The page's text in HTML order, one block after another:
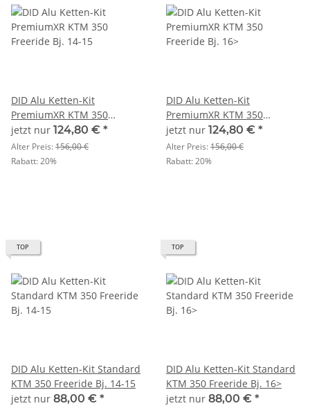
DID Alu Ketten-Kit
PremiumXR KTM 350
Freeride Bj. 14-15
jetzt nur 124,80 € *
Alter Preis:156,00 €
Rabatt:20%
DID Alu Ketten-Kit
PremiumXR KTM 350
Freeride Bj. 16>
jetzt nur 124,80 € *
Alter Preis:156,00 €
Rabatt:20%
TOP
DID Alu Ketten-Kit Standard
KTM 350 Freeride Bj. 14-15
jetzt nur 88,00 € *
TOP
DID Alu Ketten-Kit Standard
KTM 350 Freeride Bj. 16>
jetzt nur 88,00 € *